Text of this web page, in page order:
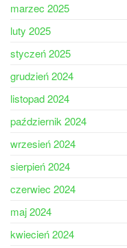
marzec 2025
luty 2025
styczeń 2025
grudzień 2024
listopad 2024
październik 2024
wrzesień 2024
sierpień 2024
czerwiec 2024
maj 2024
kwiecień 2024